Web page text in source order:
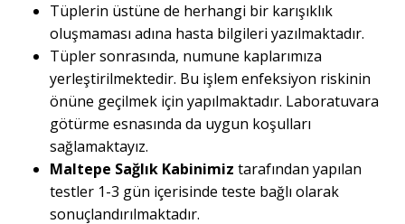
Tüplerin üstüne de herhangi bir karışıklık
oluşmaması adına hasta bilgileri yazılmaktadır.
Tüpler sonrasında, numune kaplarımıza
yerleştirilmektedir. Bu işlem enfeksiyon riskinin
önüne geçilmek için yapılmaktadır. Laboratuvara
götürme esnasında da uygun koşulları
sağlamaktayız.
Maltepe Sağlık Kabinimiz tarafından yapılan
testler 1-3 gün içerisinde teste bağlı olarak
sonuçlandırılmaktadır.